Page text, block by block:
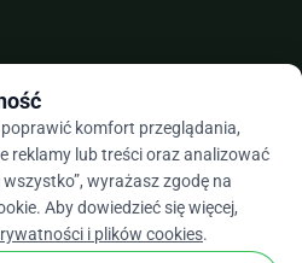
ponad 500 opinii
komfort przeglądania,
reklamy lub treści oraz analizować
wyrażasz zgodę na
Aby dowiedzieć się więcej,
i plików cookies.